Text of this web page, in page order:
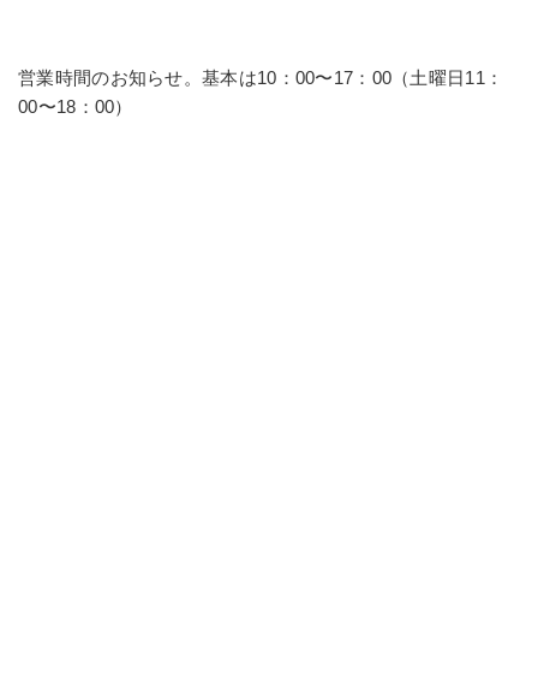
営業時間のお知らせ。基本は10：00〜17：00（土曜日11：
00〜18：00）